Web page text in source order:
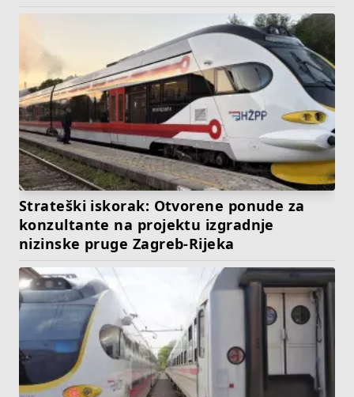
Strateški iskorak: Otvorene ponude za
konzultante na projektu izgradnje
nizinske pruge Zagreb-Rijeka